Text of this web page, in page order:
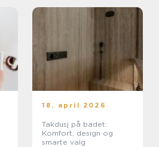
18. april 2026
Takdusj på badet:
Komfort, design og
smarte valg